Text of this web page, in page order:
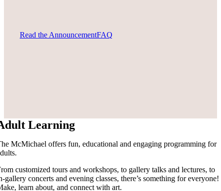
Read the AnnouncementFAQ
Learning
McMichael offers fun, educational and engaging programming for
customized tours and workshops, to gallery talks and lectures, to
gallery concerts and evening classes, there’s something for everyone!
learn about, and connect with art.